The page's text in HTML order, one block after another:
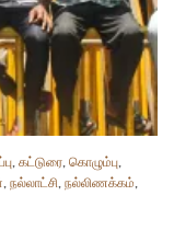
, கட்டுரை, கொழும்பு,
, நல்லாட்சி, நல்லிணக்கம்,